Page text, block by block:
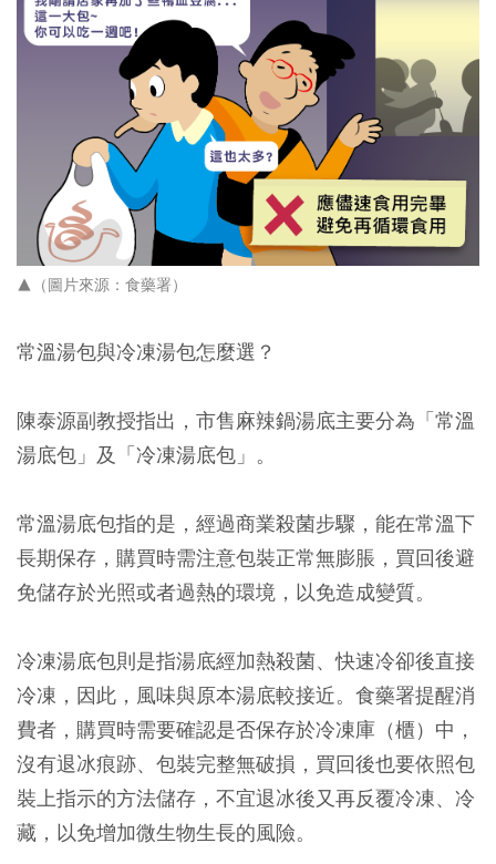
▲（圖片來源：食藥署）
常溫湯包與冷凍湯包怎麼選？
陳泰源副教授指出，市售麻辣鍋湯底主要分為「常溫
湯底包」及「冷凍湯底包」。
常溫湯底包指的是，經過商業殺菌步驟，能在常溫下
長期保存，購買時需注意包裝正常無膨脹，買回後避
免儲存於光照或者過熱的環境，以免造成變質。
冷凍湯底包則是指湯底經加熱殺菌、快速冷卻後直接
冷凍，因此，風味與原本湯底較接近。食藥署提醒消
費者，購買時需要確認是否保存於冷凍庫（櫃）中，
沒有退冰痕跡、包裝完整無破損，買回後也要依照包
裝上指示的方法儲存，不宜退冰後又再反覆冷凍、冷
藏，以免增加微生物生長的風險。